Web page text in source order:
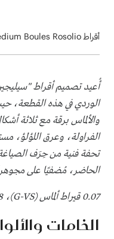
أقراط Medium Boules Rosolio من NANIS
أُعيد تصميم أقراط
والألماس برقة مع ثلاثة
الفراولة، وعرق اللؤلؤ،
تحفة فنية من حِرَف
الحاضر، مُضفيًا على
0.07 قيراط ألماس (G-VS)، 8 قيراط كوارتز الفراولة
الخامات